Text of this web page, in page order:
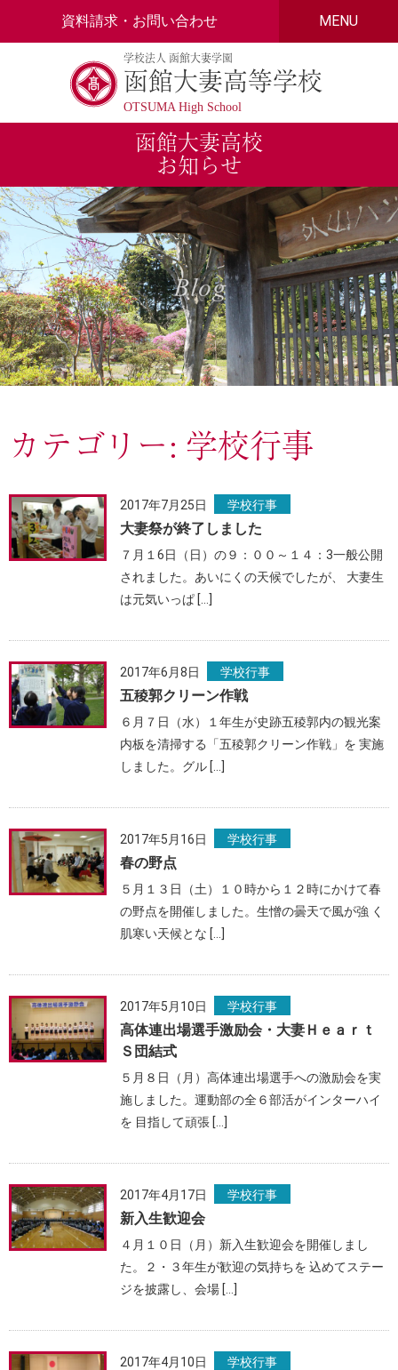
学校法人 函館大妻学園
函館大妻高等学校
OTSUMA High School
資料請求・お問い合わせ MENU
函館大妻高校
お知らせ
カテゴリー: 学校行事
2017年7月25日 学校行事
大妻祭が終了しました
７月１6日（日）の９：００～１４：3一般公開
されました。あいにくの天候でしたが、 大妻生
は元気いっぱ […]
2017年6月8日 学校行事
五稜郭クリーン作戦
６月７日（水）１年生が史跡五稜郭内の観光案
内板を清掃する「五稜郭クリーン作戦」を 実施
しました。グル […]
2017年5月16日 学校行事
春の野点
５月１３日（土）１０時から１２時にかけて春
の野点を開催しました。生憎の曇天で風が強 く
肌寒い天候とな […]
2017年5月10日 学校行事
高体連出場選手激励会・大妻Ｈｅａｒｔ
Ｓ団結式
５月８日（月）高体連出場選手への激励会を実
施しました。運動部の全６部活がインターハイ
を 目指して頑張 […]
2017年4月17日 学校行事
新入生歓迎会
４月１０日（月）新入生歓迎会を開催しまし
た。２・３年生が歓迎の気持ちを 込めてステー
ジを披露し、会場 […]
2017年4月10日 学校行事